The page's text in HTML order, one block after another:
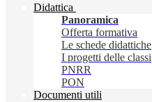
Didattica
Panoramica
Offerta formativa
Le schede didattiche
I progetti delle classi
PNRR
PON
Documenti utili